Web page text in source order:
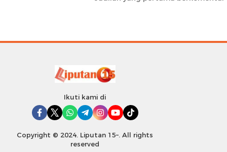
Ikuti kami di
Copyright © 2024. Liputan 15–. All rights
reserved